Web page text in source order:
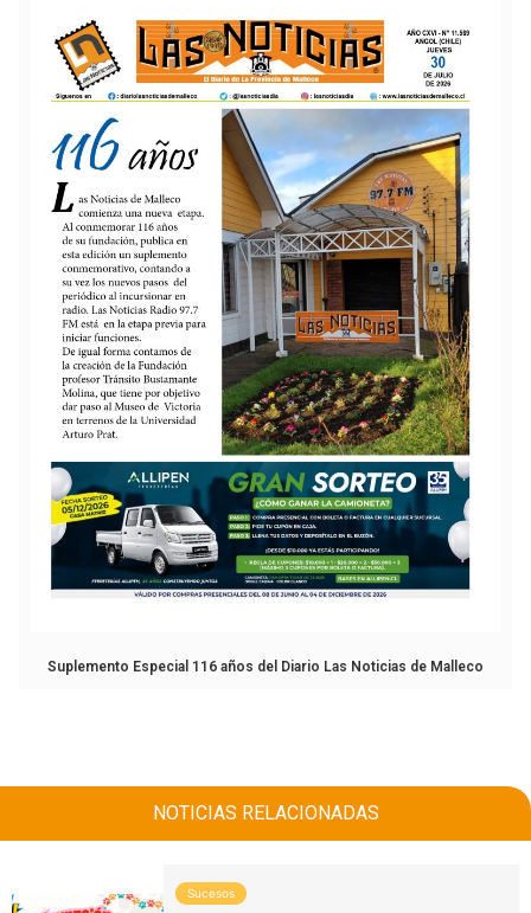
Suplemento Especial 116 años del Diario Las Noticias de Malleco
NOTICIAS RELACIONADAS
Sucesos